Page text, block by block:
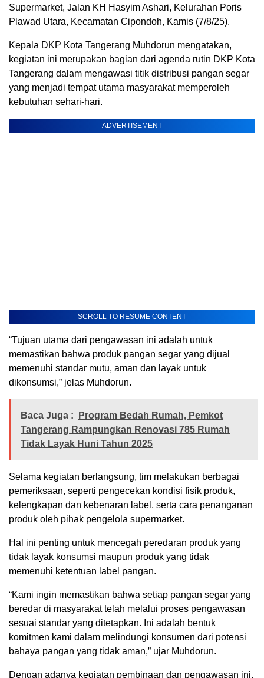
Supermarket, Jalan KH Hasyim Ashari, Kelurahan Poris
Plawad Utara, Kecamatan Cipondoh, Kamis (7/8/25).
Kepala DKP Kota Tangerang Muhdorun mengatakan,
kegiatan ini merupakan bagian dari agenda rutin DKP Kota
Tangerang dalam mengawasi titik distribusi pangan segar
yang menjadi tempat utama masyarakat memperoleh
kebutuhan sehari-hari.
ADVERTISEMENT
SCROLL TO RESUME CONTENT
“Tujuan utama dari pengawasan ini adalah untuk
memastikan bahwa produk pangan segar yang dijual
memenuhi standar mutu, aman dan layak untuk
dikonsumsi,” jelas Muhdorun.
Baca Juga :
Program Bedah Rumah, Pemkot
Tangerang Rampungkan Renovasi 785 Rumah
Tidak Layak Huni Tahun 2025
Selama kegiatan berlangsung, tim melakukan berbagai
pemeriksaan, seperti pengecekan kondisi fisik produk,
kelengkapan dan kebenaran label, serta cara penanganan
produk oleh pihak pengelola supermarket.
Hal ini penting untuk mencegah peredaran produk yang
tidak layak konsumsi maupun produk yang tidak
memenuhi ketentuan label pangan.
“Kami ingin memastikan bahwa setiap pangan segar yang
beredar di masyarakat telah melalui proses pengawasan
sesuai standar yang ditetapkan. Ini adalah bentuk
komitmen kami dalam melindungi konsumen dari potensi
bahaya pangan yang tidak aman,” ujar Muhdorun.
Dengan adanya kegiatan pembinaan dan pengawasan ini,